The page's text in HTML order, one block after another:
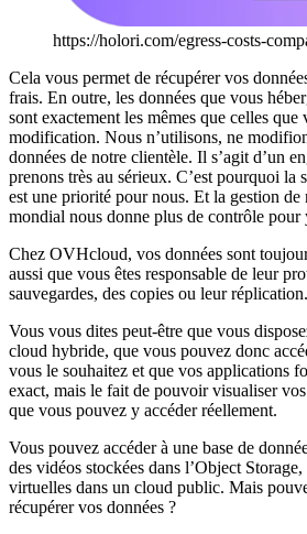
https://holori.com/egress-costs-
Cela vous permet de récupérer vos
frais. En outre, les données que vous
sont exactement les mêmes que celles que
modification. Nous n’utilisons, ne
données de notre clientèle. Il s’agit d’un
prenons très au sérieux. C’est pourquoi la
est une priorité pour nous. Et la gestion de
mondial nous donne plus de contrôle pour
Chez OVHcloud, vos données sont
aussi que vous êtes responsable de leur
sauvegardes, des copies ou leur réplication.
Vous vous dites peut-être que vous
cloud hybride, que vous pouvez donc
vous le souhaitez et que vos applications
exact, mais le fait de pouvoir visualiser
que vous pouvez y accéder réellement.
Vous pouvez accéder à une base de
des vidéos stockées dans l’Object
virtuelles dans un cloud public. Mais
récupérer vos données ?